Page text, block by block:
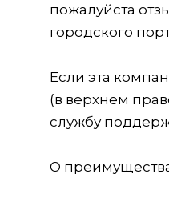
пожалуйста
городского
Если эта
(в верхнем
службу
О